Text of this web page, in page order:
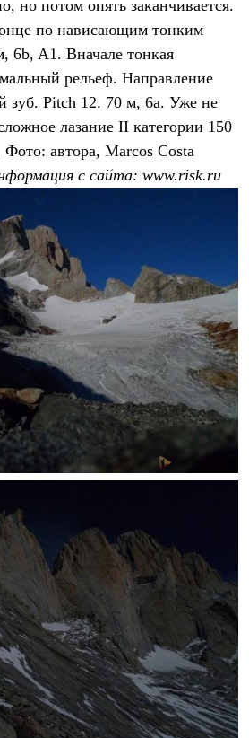
но потом опять заканчивается.
по нависающим тонким
6b, A1. Вначале тонкая
рельеф. Направление
зуб. Pitch 12. 70 м, 6a. Уже не
лазание II категории 150
автора, Marcos Costa
с сайта: www.risk.ru